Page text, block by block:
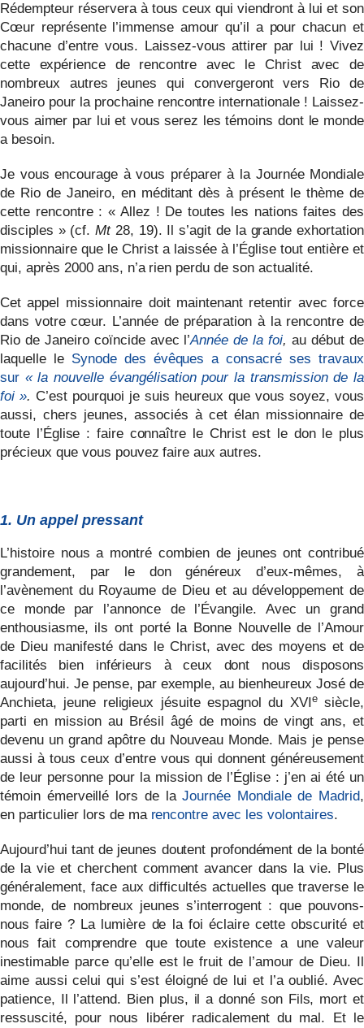
Rédempteur réservera à tous ceux qui viendront à lui et son
Cœur représente l’immense amour qu’il a pour chacun et
chacune d’entre vous. Laissez-vous attirer par lui ! Vivez
cette expérience de rencontre avec le Christ avec de
nombreux autres jeunes qui convergeront vers Rio de
Janeiro pour la prochaine rencontre internationale ! Laissez-
vous aimer par lui et vous serez les témoins dont le monde
a besoin.
Je vous encourage à vous préparer à la Journée Mondiale
de Rio de Janeiro, en méditant dès à présent le thème de
cette rencontre : « Allez ! De toutes les nations faites des
disciples » (cf.Mt28, 19). Il s’agit de la grande exhortation
missionnaire que le Christ a laissée à l’Église tout entière et
qui, après 2000 ans, n’a rien perdu de son actualité.
Cet appel missionnaire doit maintenant retentir avec force
dans votre cœur. L’année de préparation à la rencontre de
Rio de Janeiro coïncide avec l’Année de la foi,au début de
laquelle le Synode des évêques a consacré ses travaux
sur « la nouvelle évangélisation pour la transmission de la
foi ». C’est pourquoi je suis heureux que vous soyez, vous
aussi, chers jeunes, associés à cet élan missionnaire de
toute l’Église : faire connaître le Christ est le don le plus
précieux que vous pouvez faire aux autres.
1. Un appel pressant
L’histoire nous a montré combien de jeunes ont contribué
grandement, par le don généreux d’eux-mêmes, à
l’avènement du Royaume de Dieu et au développement de
ce monde par l’annonce de l’Évangile. Avec un grand
enthousiasme, ils ont porté la Bonne Nouvelle de l’Amour
de Dieu manifesté dans le Christ, avec des moyens et de
facilités bien inférieurs à ceux dont nous disposons
aujourd’hui. Je pense, par exemple, au bienheureux José de
Anchieta, jeune religieux jésuite espagnol du XVI esiècle,
parti en mission au Brésil âgé de moins de vingt ans, et
devenu un grand apôtre du Nouveau Monde. Mais je pense
aussi à tous ceux d’entre vous qui donnent généreusement
de leur personne pour la mission de l’Église : j’en ai été un
témoin émerveillé lors de laJournée Mondiale de Madrid,
en particulier lors de ma rencontre avec les volontaires.
Aujourd’hui tant de jeunes doutent profondément de la bonté
de la vie et cherchent comment avancer dans la vie. Plus
généralement, face aux difficultés actuelles que traverse le
monde, de nombreux jeunes s’interrogent : que pouvons-
nous faire ? La lumière de la foi éclaire cette obscurité et
nous fait comprendre que toute existence a une valeur
inestimable parce qu’elle est le fruit de l’amour de Dieu. Il
aime aussi celui qui s’est éloigné de lui et l’a oublié. Avec
patience, Il l’attend. Bien plus, il a donné son Fils, mort et
ressuscité, pour nous libérer radicalement du mal. Et le